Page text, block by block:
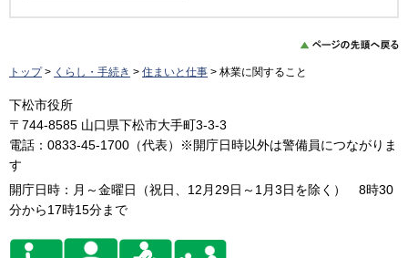
トップ> くらし・手続き > 住まいと仕事 > 林業に関すること
下松市役所
〒744-8585 山口県下松市大手町3-3-3
電話：0833-45-1700（代表）※開庁日時以外は警備員につながりま
す
開庁日時：月～金曜日（祝日、12月29日～1月3日を除く） 8時30
分から17時15分まで